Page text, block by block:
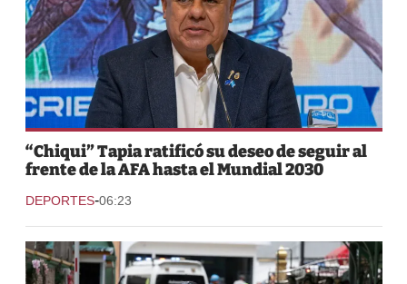
“Chiqui” Tapia ratificó su deseo de seguir al
frente de la AFA hasta el Mundial 2030
DEPORTES-06:23